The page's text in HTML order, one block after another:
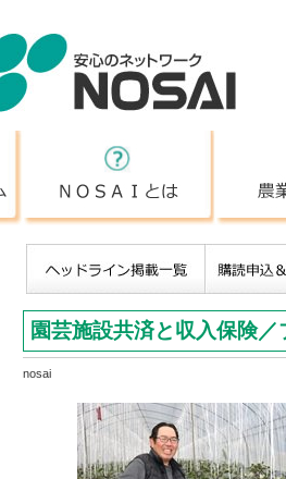
ＮＯＳ
園芸施設共済と収入保険
nosai